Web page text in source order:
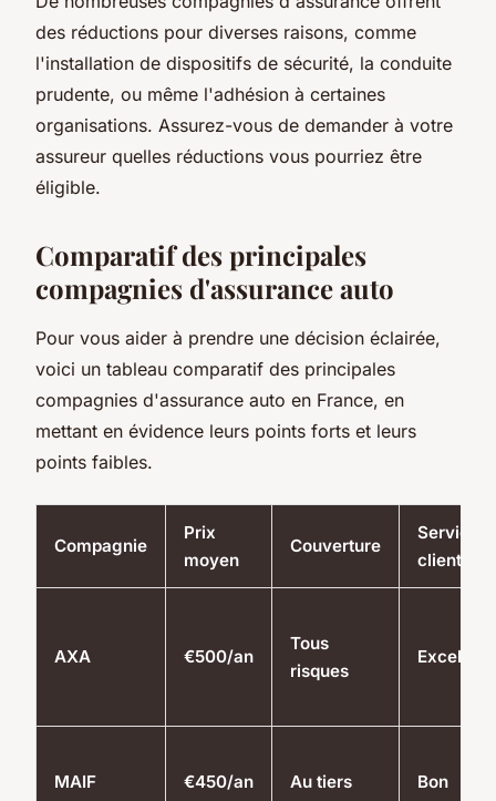
des réductions pour diverses raisons, comme
l'installation de dispositifs de sécurité, la conduite
prudente, ou même l'adhésion à certaines
organisations. Assurez-vous de demander à votre
assureur quelles réductions vous pourriez être
éligible.
Comparatif des principales
compagnies d'assurance auto
Pour vous aider à prendre une décision éclairée,
voici un tableau comparatif des principales
compagnies d'assurance auto en France, en
mettant en évidence leurs points forts et leurs
points faibles.
Compagnie
Prix
moyen
Couverture
Service
client
AXA €500/an
Tous
risques
Excellent
MAIF €450/an Au tiers Bon